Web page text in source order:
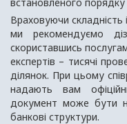
Враховуючи складність
ми рекомендуємо
скориставшись
експертів – тисячі
ділянок. При цьому
надають вам
документ може бути
банкові структури.